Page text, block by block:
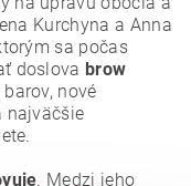
Kurchyna a Anna
sa počas
doslovabrow
nové
najväčšie
. Medzi jeho